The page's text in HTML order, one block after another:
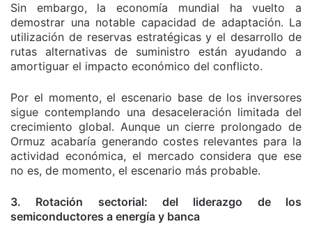
Sin embargo, la economía mundial ha vuelto a
demostrar una notable capacidad de adaptación. La
utilización de reservas estratégicas y el desarrollo de
rutas alternativas de suministro están ayudando a
amortiguar el impacto económico del conflicto.
Por el momento, el escenario base de los inversores
sigue contemplando una desaceleración limitada del
crecimiento global. Aunque un cierre prolongado de
Ormuz acabaría generando costes relevantes para la
actividad económica, el mercado considera que ese
no es, de momento, el escenario más probable.
3. Rotación sectorial: del liderazgo de los
semiconductores a energía y banca